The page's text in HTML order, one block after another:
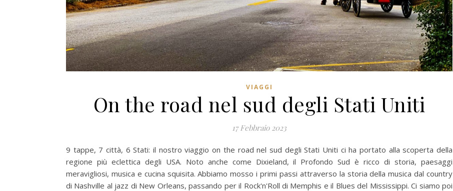
VIAGGI
On the road nel sud degli Stati Uniti
17 Febbraio 2023
9 tappe, 7 città, 6 Stati: il nostro viaggio on the road nel sud degli Stati Uniti ci ha portato alla scoperta della
regione più eclettica degli USA. Noto anche come Dixieland, il Profondo Sud è ricco di storia, paesaggi
meravigliosi, musica e cucina squisita. Abbiamo mosso i primi passi attraverso la storia della musica dal country
di Nashville al jazz di New Orleans, passando per il Rock'n'Roll di Memphis e il Blues del Mississippi. Ci siamo poi